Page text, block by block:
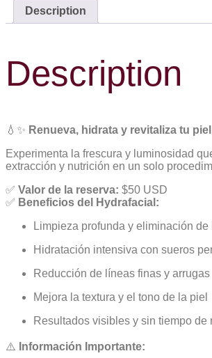
Description
Description
💧✨ Renueva, hidrata y revitaliza tu
Experimenta la frescura y luminosidad
extracción y nutrición en un solo
✅ Valor de la reserva: $50 USD
✅ Beneficios del Hydrafacial:
Limpieza profunda y eliminación de
Hidratación intensiva con sueros
Reducción de líneas finas y arrugas
Mejora la textura y el tono de la piel
Resultados visibles y sin tiempo de
⚠️ Información Importante: